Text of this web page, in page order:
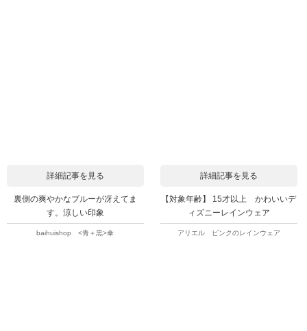
詳細記事を見る
裏側の爽やかなブルーが冴えてま
す。涼しい印象
baihuishop <青＋黒>傘
詳細記事を見る
【対象年齢】 15才以上 かわいいデ
ィズニーレインウェア
アリエル ピンクのレインウェア